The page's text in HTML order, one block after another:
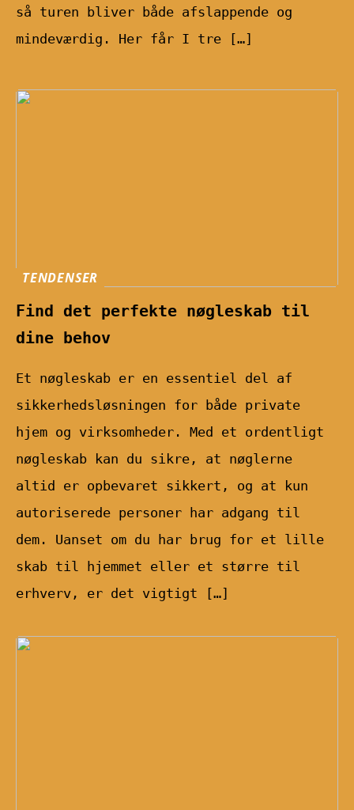
så turen bliver både afslappende og
mindeværdig. Her får I tre […]
TENDENSER
Find det perfekte nøgleskab til
dine behov
Et nøgleskab er en essentiel del af
sikkerhedsløsningen for både private
hjem og virksomheder. Med et ordentligt
nøgleskab kan du sikre, at nøglerne
altid er opbevaret sikkert, og at kun
autoriserede personer har adgang til
dem. Uanset om du har brug for et lille
skab til hjemmet eller et større til
erhverv, er det vigtigt […]